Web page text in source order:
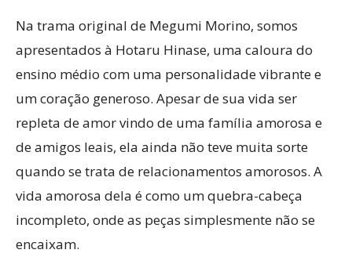
Na trama original de Megumi Morino, somos
apresentados à Hotaru Hinase, uma caloura do
ensino médio com uma personalidade vibrante e
um coração generoso. Apesar de sua vida ser
repleta de amor vindo de uma família amorosa e
de amigos leais, ela ainda não teve muita sorte
quando se trata de relacionamentos amorosos. A
vida amorosa dela é como um quebra-cabeça
incompleto, onde as peças simplesmente não se
encaixam.